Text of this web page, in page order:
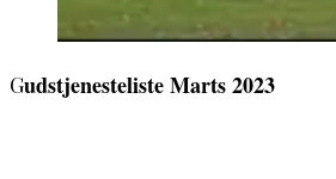
Gudstjenesteliste Marts 2023